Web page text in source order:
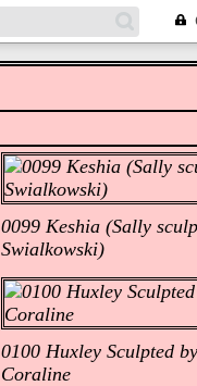
0099 Keshia (Sally
Swialkowski)
0100 Huxley Sculpted
Coraline